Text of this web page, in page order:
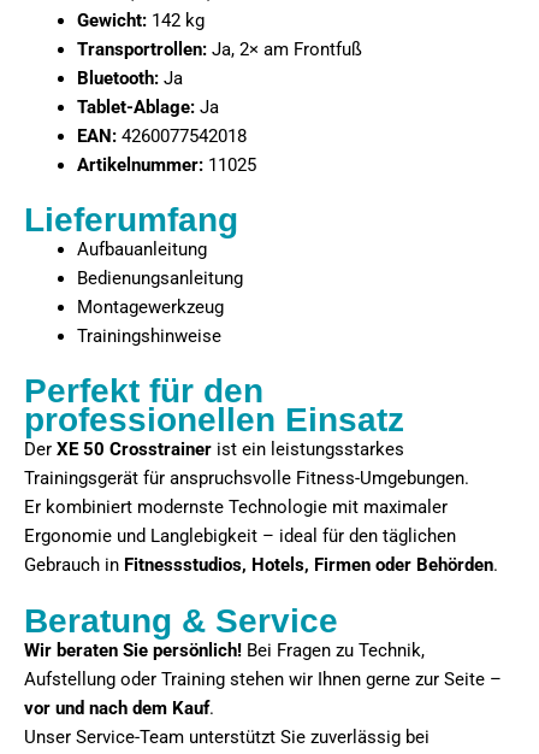
Gewicht:142 kg
Transportrollen:Ja, 2× am Frontfuß
Bluetooth:Ja
Tablet-Ablage:Ja
EAN:4260077542018
Artikelnummer:11025
Lieferumfang
Aufbauanleitung
Bedienungsanleitung
Montagewerkzeug
Trainingshinweise
Perfekt für den
professionellen Einsatz
Der XE 50 Crosstrainer ist ein leistungsstarkes
Trainingsgerät für anspruchsvolle Fitness-Umgebungen.
Er kombiniert modernste Technologie mit maximaler
Ergonomie und Langlebigkeit – ideal für den täglichen
Gebrauch in Fitnessstudios, Hotels, Firmen oder Behörden.
Beratung & Service
Wir beraten Sie persönlich! Bei Fragen zu Technik,
Aufstellung oder Training stehen wir Ihnen gerne zur Seite –
vor und nach dem Kauf.
Unser Service-Team unterstützt Sie zuverlässig bei